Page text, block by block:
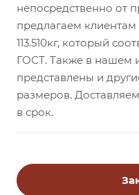
непосредственно от
предлагаем клиентам
113.510кг, который
ГОСТ. Также в нашем
представлены и
размеров.
в срок.